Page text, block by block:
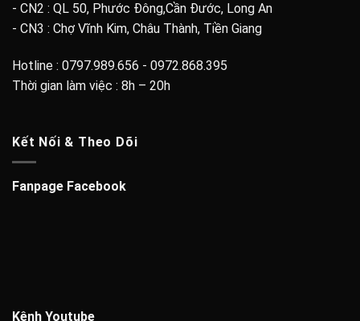
- CN2 : QL 50, Phước Đông,Cần Đước, Long An
- CN3 : Chợ Vĩnh Kim, Châu Thành, Tiền Giang
Hotline : 0797.989.656 - 0972.868.395
Thời gian làm việc : 8h – 20h
Kết Nối & Theo Dõi
Fanpage Facebook
Kênh Youtube